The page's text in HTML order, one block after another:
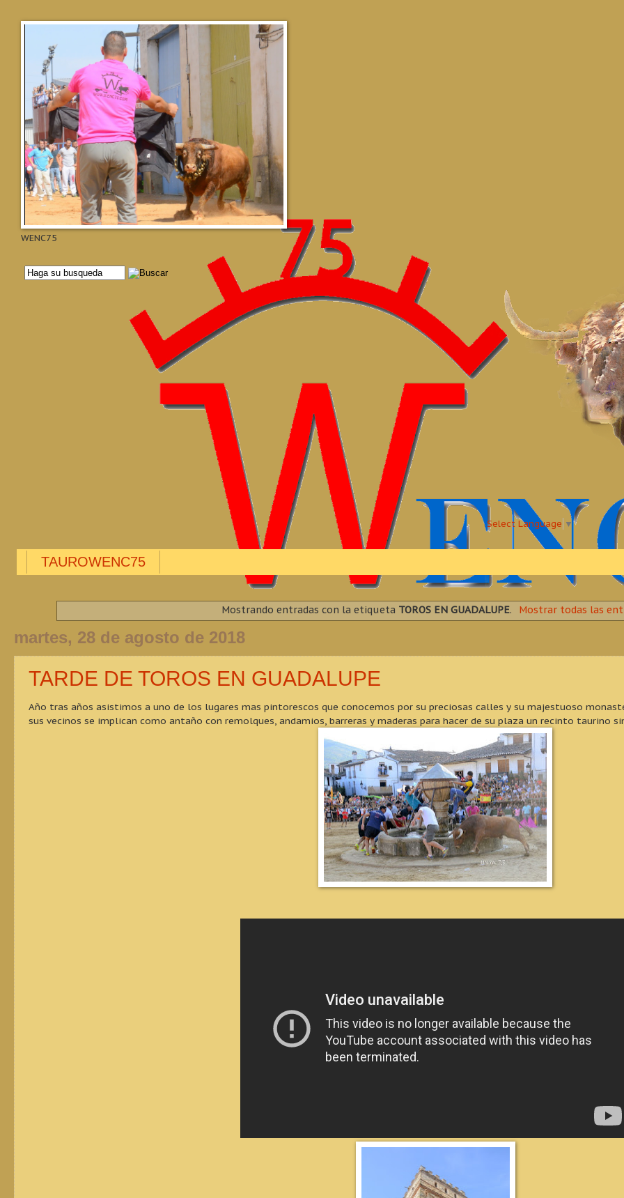
WENC75
Select Language ▼
TAUROWENC75
Mostrando entradas con la etiqueta TOROS EN GUADALUPE. Mostrar todas las
martes, 28 de agosto de 2018
TARDE DE TOROS EN GUADALUPE
Año tras años asistimos a uno de los lugares mas pintorescos que conocemos por su preciosas calles y su majestuoso
sus vecinos se implican como antaño con remolques, andamios, barreras y maderas para hacer de su plaza un recinto taurino